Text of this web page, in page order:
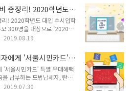
교 무상교육 ○ 추진목적 -
여 모든 국민의 교육 기본권
을 경감하고, 교육격차에 따른
다 많은 학생들이 조기에 혜택
고3학년을 시작으로 단계적
하는 각종학교 ※ 제외 학교 :
총정리! 2020학년도
! 2020학년도 대입 수시입학
300명을 대상으로 '2020학
니다. 이번 설명회는 '수박
전형 전반에 대한 사항과 지원
학년도 대입 수시입학 설
/ 오후 6시 ~ 9시 30분 ● 장
용 : 2020학년도 수시모집 전
1부 : 수시모집 일정 및 주요
2019.08.19
에게 '서울시민카드'
서울시민카드' 특별 우대혜택
납부하는 모법납세자, 탄소
지 및 승용차마일리지 우수
2019.07.30